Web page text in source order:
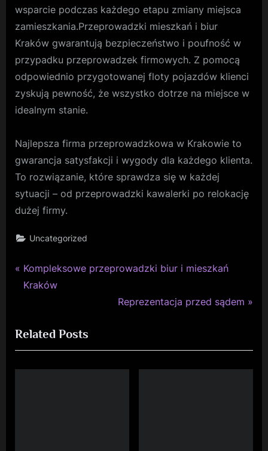
wsparcie podczas każdego etapu zmiany miejsca
zamieszkania.Przeprowadzki mieszkań i biur
Kraków gwarantują bezpieczeństwo i poufność w
przypadku przeprowadzek firmowych. Z pomocą
odpowiednio przygotowanej floty pojazdów klienci
zyskują pewność, że wszystko dotrze na miejsce w
idealnym stanie.
Najlepsza firma przeprowadzkowa w Krakowie to
gwarancja satysfakcji i wygody dla każdego klienta.
To rozwiązanie, które sprawdza się w każdej
sytuacji – od przeprowadzki kawalerki po relokację
dużej firmy.
Uncategorized
Nawigacja
P
r
i
o
u
Kompleksowe przeprowadzki biur i mieszkań
Kraków
N
t
P
Reprezentacja przed sądem
Related Posts